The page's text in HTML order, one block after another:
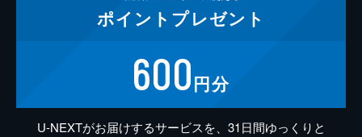
ポイント プレゼント
600円分
U-NEXTがお届けするサービスを、31日間ゆっくりと